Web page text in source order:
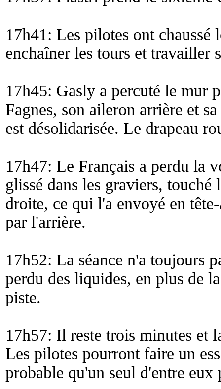
17h41: Les pilotes ont chaussé
enchaîner les tours et travailler
17h45: Gasly a percuté le mur
Fagnes, son aileron arrière et
est désolidarisée. Le drapeau
17h47: Le Français a perdu la
glissé dans les graviers, touché
droite, ce qui l'a envoyé en
par l'arrière.
17h52: La séance n'a toujours
perdu des liquides, en plus de
piste.
17h57: Il reste trois minutes et
Les pilotes pourront faire un
probable qu'un seul d'entre